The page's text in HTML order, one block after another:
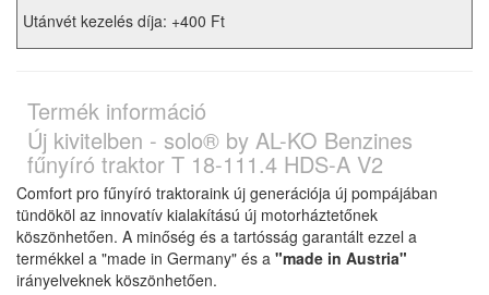
Utánvét kezelés díja: +400 Ft
Termék információ
Új kivitelben - solo® by AL-KO Benzines
fűnyíró traktor T 18-111.4 HDS-A V2
Comfort pro fűnyíró traktoraink új generációja új pompájában
tündököl az innovatív kialakítású új motorháztetőnek
köszönhetően. A minőség és a tartósság garantált ezzel a
termékkel a "made in Germany" és a "made in Austria"
irányelveknek köszönhetően.